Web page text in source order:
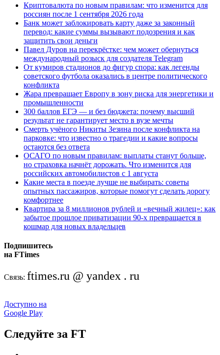
Криптовалюта по новым правилам: что изменится для
россиян после 1 сентября 2026 года
Банк может заблокировать карту даже за законный
перевод: какие суммы вызывают подозрения и как
защитить свои деньги
Павел Дуров на перекрёстке: чем может обернуться
международный розыск для создателя Telegram
От кумиров стадионов до фигур спора: как легенды
советского футбола оказались в центре политического
конфликта
Жара превращает Европу в зону риска для энергетики и
промышленности
300 баллов ЕГЭ — и без бюджета: почему высший
результат не гарантирует место в вузе мечты
Смерть учёного Никиты Зезина после конфликта на
парковке: что известно о трагедии и какие вопросы
остаются без ответа
ОСАГО по новым правилам: выплаты станут больше,
но страховка начнёт дорожать. Что изменится для
российских автомобилистов с 1 августа
Какие места в поезде лучше не выбирать: советы
опытных пассажиров, которые помогут сделать дорогу
комфортнее
Квартира за 8 миллионов рублей и «вечный жилец»: как
забытое прошлое приватизации 90-х превращается в
кошмар для новых владельцев
Подпишитесь
на FTimes
Связь: ftimes.ru @ yandex . ru
Доступно на
Google Play
Следуйте за FT